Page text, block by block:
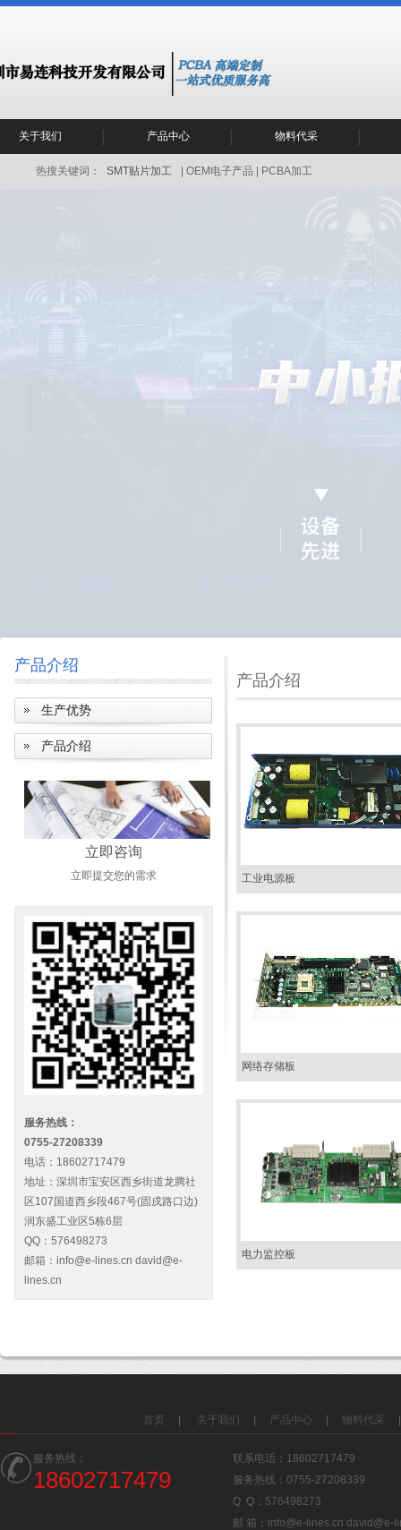
关于我们 产品中心 物料代采
热搜关键词： SMT贴片加工 | OEM电子产品 | PCBA加工
产品介绍
生产优势
产品介绍
立即咨询
立即提交您的需求
服务热线：
0755-27208339
电话：18602717479
地址：深圳市宝安区西乡街道龙腾社
区107国道西乡段467号(固戍路口边)
润东盛工业区5栋6层
QQ：576498273
邮箱：info@e-lines.cn david@e-
lines.cn
产品介绍
工业电源板
网络存储板
电力监控板
首页 关于我们 产品中心 物料代采
服务热线：
18602717479
联系电话：18602717479
服务热线：0755-27208339
Q Q：576498273
邮 箱：info@e-lines.cn david@e-